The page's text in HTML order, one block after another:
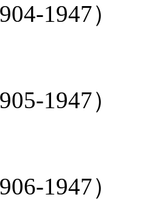
1947）
1947）
1947）